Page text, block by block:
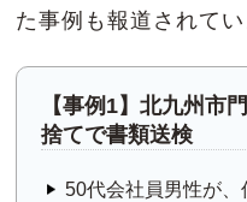
た事例も報道されてい
【事例1】北九州市
捨てで書類送検
50代会社員男性が